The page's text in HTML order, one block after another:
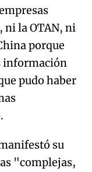
ni la OTAN, ni
porque
información
pudo haber
su
"complejas,